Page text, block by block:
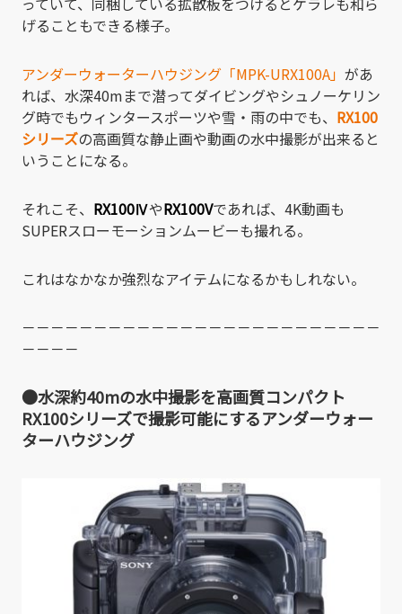
げることもできる様子。
アンダーウォーターハウジング「MPK-URX100A」 があ
れば、水深40mまで潜ってダイビングやシュノーケリン
グ時でもウィンタースポーツや雪・雨の中でも、 RX100
シリーズの高画質な静止画や動画の水中撮影が出来ると
いうことになる。
それこそ、 RX100ⅣやRX100Vであれば、4K動画も
SUPERスローモーションムービーも撮れる。
これはなかなか強烈なアイテムになるかもしれない。
－－－－－－－－－－－－－－－－－－－－－－－－－
－－－－
●水深約40mの水中撮影を高画質コンパクト
RX100シリーズで撮影可能にするアンダーウォー
ターハウジング